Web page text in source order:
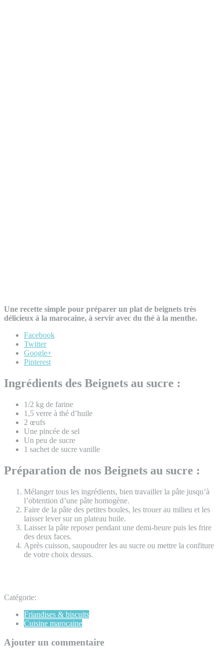
Une recette simple pour préparer un plat de beignets très
délicieux à la marocaine, à servir avec du thé à la menthe.
Facebook
Twitter
Google+
Pinterest
Ingrédients des Beignets au sucre :
1/2 kg de farine
1,5 verre à thé d’huile
2 œufs
Une pincée de sel
Un peu de sucre
1 sachet de sucre vanille
Préparation de nos Beignets au sucre :
Mélanger tous les ingrédients, bien travailler la pâte jusqu’à
l’obtention d’une pâte homogène.
Faire de la pâte des petites boules, les trouer au milieu et les
laisser lever sur un plateau huile.
Laisser la pâte reposer pendant une demi-heure puis les frire
des deux faces.
Après cuisson, saupoudrer les au sucre ou mettre la confiture
de votre choix dessus.
Catégorie:
Friandises & biscuits
Cuisine marocaine
Ajouter un commentaire